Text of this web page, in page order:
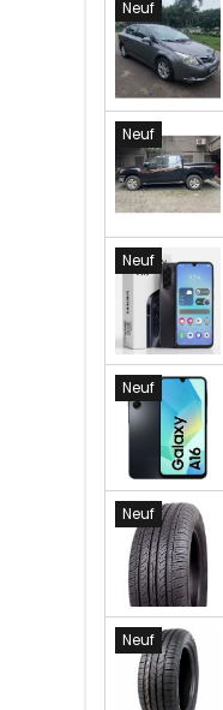
Neuf
Neuf
Neuf
Neuf
Neuf
Neuf